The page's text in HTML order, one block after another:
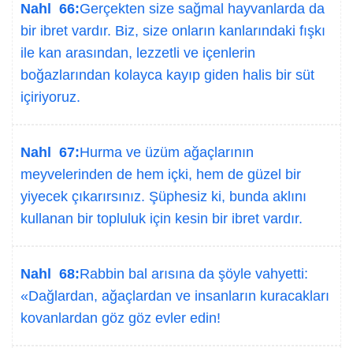
Nahl 66:Gerçekten size sağmal hayvanlarda da
bir ibret vardır. Biz, size onların kanlarındaki fışkı
ile kan arasından, lezzetli ve içenlerin
boğazlarından kolayca kayıp giden halis bir süt
içiriyoruz.
Nahl 67:Hurma ve üzüm ağaçlarının
meyvelerinden de hem içki, hem de güzel bir
yiyecek çıkarırsınız. Şüphesiz ki, bunda aklını
kullanan bir topluluk için kesin bir ibret vardır.
Nahl 68:Rabbin bal arısına da şöyle vahyetti:
«Dağlardan, ağaçlardan ve insanların kuracakları
kovanlardan göz göz evler edin!